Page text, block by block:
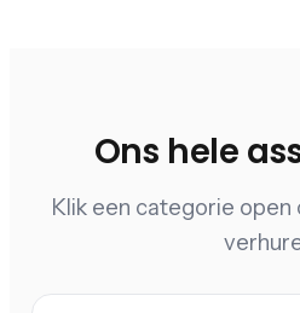
Ons hele
Klik een categorie open